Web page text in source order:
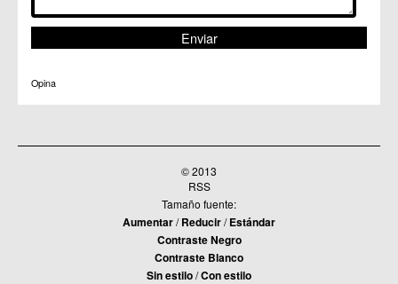
Opina
© 2013
RSS
Tamaño fuente:
Aumentar/Reducir/Estándar
Contraste Negro
Contraste Blanco
Sin estilo/Con estilo